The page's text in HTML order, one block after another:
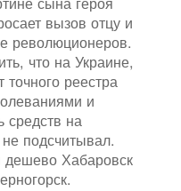
вызов отцу и
революционеров.
что на Украине,
точного реестра
и
средств на
подсчитывал.
дешево Хабаровск